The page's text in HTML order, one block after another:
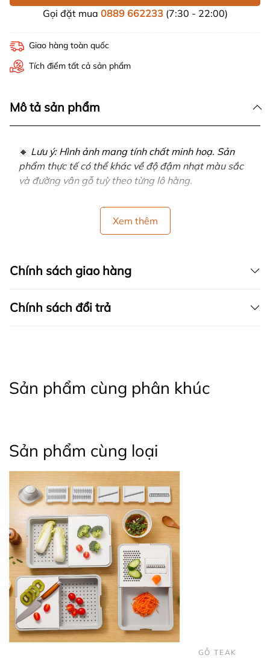
Gọi đặt mua 0889 662233(7:30 - 22:00)
Giao hàng toàn quốc
Tích điểm tất cả sản phẩm
Mô tả sản phẩm
🔸 Lưu ý: Hình ảnh mang tính chất minh hoạ. Sản
phẩm thực tế có thể khác về độ đậm nhạt màu sắc
và đường vân gỗ tuỳ theo từng lô hàng.
Xem thêm
Chính sách giao hàng
Chính sách đổi trả
Sản phẩm cùng phân khúc
Sản phẩm cùng loại
GỖ TEAK